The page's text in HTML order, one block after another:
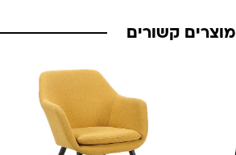
מוצרים קשורים